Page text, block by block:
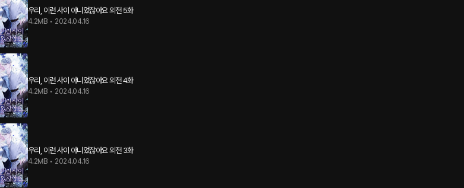
우리, 이런 사이 아니었잖아요 외전 5화
4.2MB • 2024.04.16
우리, 이런 사이 아니었잖아요 외전 4화
4.2MB • 2024.04.16
우리, 이런 사이 아니었잖아요 외전 3화
4.2MB • 2024.04.16